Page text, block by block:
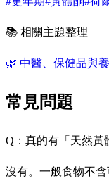
📚 相關主題整理
🌿 中醫、保健品與
常見問題
Q：真的有「天然黃
沒有。一般食物不